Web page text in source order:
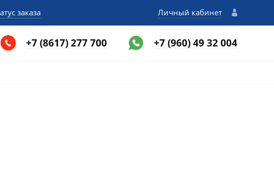
заказа Личный кабинет
+7 (8617) 277 700 +7 (960) 49 32 004